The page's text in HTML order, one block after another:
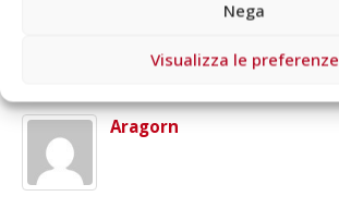
Nega
Visualizza le preferenze
Aragorn